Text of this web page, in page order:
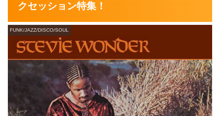
クセッション特集！
FUNK/JAZZ/DISCO/SOUL